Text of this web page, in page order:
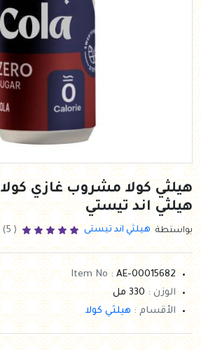
هيلثي اند تيستي
بواستطة هيلثي اند تيستى ( 5)
Item No :AE-00015682
الوزن :330 مل
الأقسام : هيلثي كولا